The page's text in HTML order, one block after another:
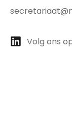
Volg ons